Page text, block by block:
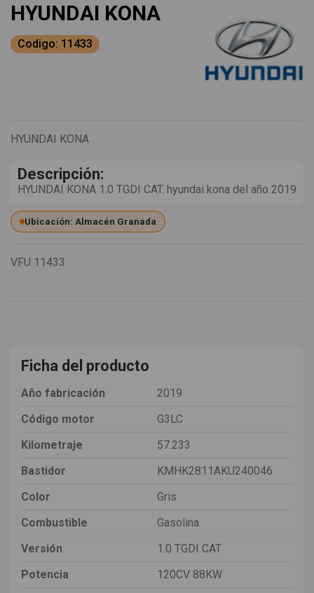
HYUNDAI KONA
Codigo: 11433
HYUNDAI KONA
Descripción:
HYUNDAI KONA 1.0 TGDI CAT. hyundai kona del año 2019
Ubicación: Almacén Granada
VFU 11433
Ficha del producto
Año fabricación
2019
Código motor
G3LC
Kilometraje
57.233
Bastidor
KMHK2811AKU240046
Color
Gris
Combustible
Gasolina
Versión
1.0 TGDI CAT
Potencia
120CV 88KW